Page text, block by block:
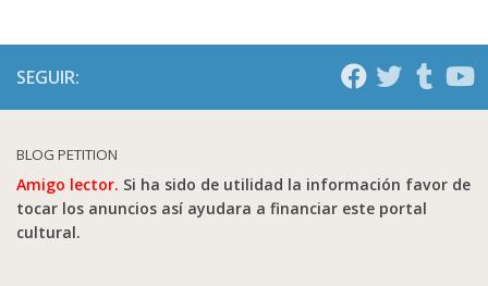
SEGUIR:
BLOG PETITION
Amigo lector. Si ha sido de utilidad la información favor de
tocar los anuncios así ayudara a financiar este portal
cultural.